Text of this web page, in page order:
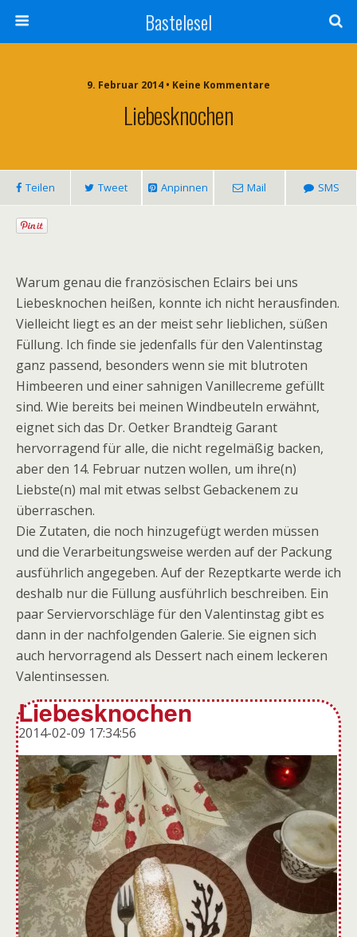
Bastelesel
9. Februar 2014 • Keine Kommentare
Liebesknochen
Teilen Tweet Anpinnen Mail SMS
Warum genau die französischen Eclairs bei uns
Liebesknochen heißen, konnte ich nicht herausfinden.
Vielleicht liegt es an der meist sehr lieblichen, süßen
Füllung. Ich finde sie jedenfalls für den Valentinstag
ganz passend, besonders wenn sie mit blutroten
Himbeeren und einer sahnigen Vanillecreme gefüllt
sind. Wie bereits bei meinen Windbeuteln erwähnt,
eignet sich das Dr. Oetker Brandteig Garant
hervorragend für alle, die nicht regelmäßig backen,
aber den 14. Februar nutzen wollen, um ihre(n)
Liebste(n) mal mit etwas selbst Gebackenem zu
überraschen.
Die Zutaten, die noch hinzugefügt werden müssen
und die Verarbeitungsweise werden auf der Packung
ausführlich angegeben. Auf der Rezeptkarte werde ich
deshalb nur die Füllung ausführlich beschreiben. Ein
paar Serviervorschläge für den Valentinstag gibt es
dann in der nachfolgenden Galerie. Sie eignen sich
auch hervorragend als Dessert nach einem leckeren
Valentinsessen.
Liebesknochen
2014-02-09 17:34:56